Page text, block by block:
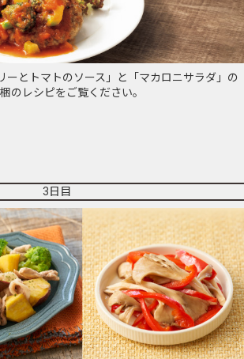
とトマトのソース」と「マカロニサラダ」の
のレシピをご覧ください。
3日目